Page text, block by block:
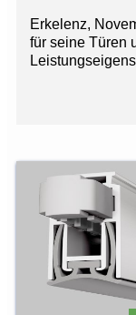
Erkelenz,
für seine Türen